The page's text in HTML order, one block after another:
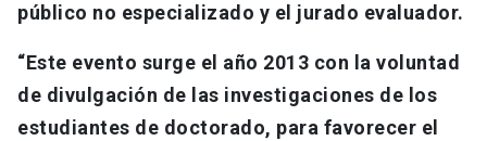
público no especializado y el jurado evaluador.
“Este evento surge el año 2013 con la voluntad
de divulgación de las investigaciones de los
estudiantes de doctorado, para favorecer el